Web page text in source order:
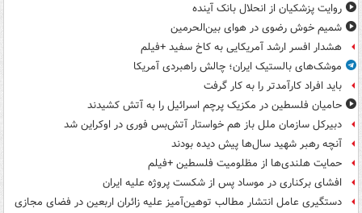
روایت پزشکیان از انحلال بانک آینده
شمیم خوش رضوی در هوای بین‌الحرمین
هشدار افسر ارشد آمریکایی به کاخ سفید +فیلم
موشک‌های بالستیک ایران؛ چالش راهبردی آمریکا
باید افراد کارآمدتر را به کار گرفت
حامیان فلسطین در مکزیک پرچم اسرائیل را به آتش کشیدند
دبیرکل سازمان ملل باز هم خواستار آتش‌بس فوری در اوکراین شد
آنچه رهبر شهید سال‌ها پیش دیده بودند
حمایت هلندی‌ها از مظلومیت فلسطین +فیلم
افشای برکناری در موساد پس از شکست پروژه علیه ایران
دستگیری عامل انتشار مطالب توهین‌آمیز علیه زائران اربعین در فضای مجازی